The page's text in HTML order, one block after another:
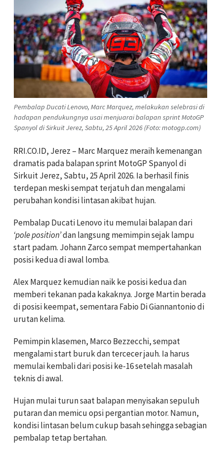
Pembalap Ducati Lenovo, Marc Marquez, melakukan selebrasi di
hadapan pendukungnya usai menjuarai balapan sprint MotoGP
Spanyol di Sirkuit Jerez, Sabtu, 25 April 2026 (Foto: motogp.com)
RRI.CO.ID, Jerez – Marc Marquez meraih kemenangan
dramatis pada balapan sprint MotoGP Spanyol di
Sirkuit Jerez, Sabtu, 25 April 2026. Ia berhasil finis
terdepan meski sempat terjatuh dan mengalami
perubahan kondisi lintasan akibat hujan.
Pembalap Ducati Lenovo itu memulai balapan dari
‘pole position’dan langsung memimpin sejak lampu
start padam. Johann Zarco sempat mempertahankan
posisi kedua di awal lomba.
Alex Marquez kemudian naik ke posisi kedua dan
memberi tekanan pada kakaknya. Jorge Martin berada
di posisi keempat, sementara Fabio Di Giannantonio di
urutan kelima.
Pemimpin klasemen, Marco Bezzecchi, sempat
mengalami start buruk dan tercecer jauh. Ia harus
memulai kembali dari posisi ke-16 setelah masalah
teknis di awal.
Hujan mulai turun saat balapan menyisakan sepuluh
putaran dan memicu opsi pergantian motor. Namun,
kondisi lintasan belum cukup basah sehingga sebagian
pembalap tetap bertahan.